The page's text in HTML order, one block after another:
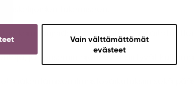
Vain välttämättömät
evästeet
tukemiseen.
kampanjoiden avulla. Liha- ja
ja konsernin ajoneuvot siirtyvät
rakentamisen ilmastovaikutuksiin sekä